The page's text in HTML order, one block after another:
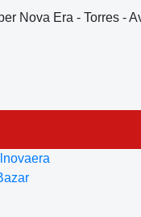
Nova Era - Torres -